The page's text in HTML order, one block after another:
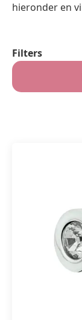
hieronder en
Filters